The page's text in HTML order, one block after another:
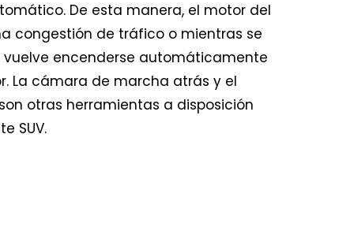
De esta manera, el motor del
congestión de tráfico o mientras se
vuelve encenderse automáticamente
La cámara de marcha atrás y el
otras herramientas a disposición
SUV.